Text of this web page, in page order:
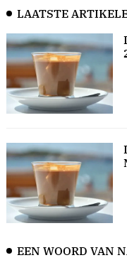
LAATSTE
EEN WOORD VAN